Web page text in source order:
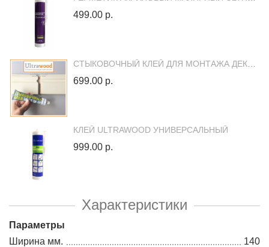
499.00 р.
699.00 р.
КЛЕЙ ULTRAWOOD УНИВЕРСАЛЬНЫЙ
999.00 р.
Характеристики
Параметры
Ширина мм.
140